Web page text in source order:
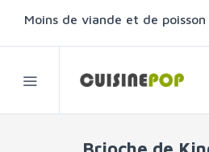
Moins de viande et de